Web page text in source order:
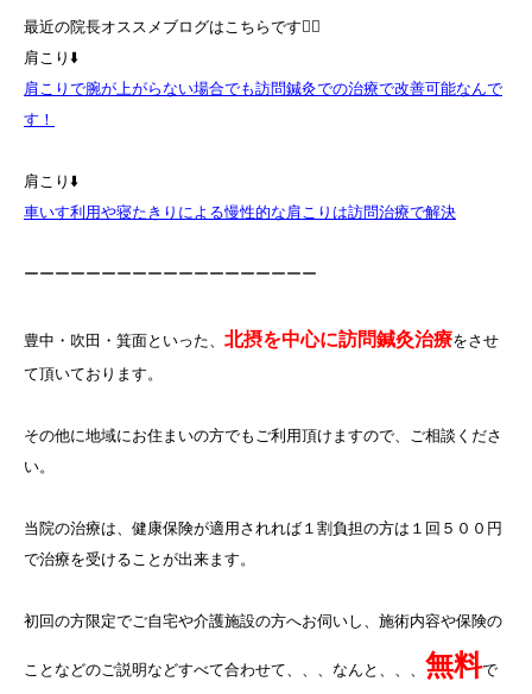
最近の院長オススメブログはこちらです💁‍♀️
肩こり⬇️
肩こりで腕が上がらない場合でも訪問鍼灸での治療で改善可能なんで
す！
肩こり⬇️
車いす利用や寝たきりによる慢性的な肩こりは訪問治療で解決
ーーーーーーーーーーーーーーーーーーー
豊中・吹田・箕面といった、 北摂を中心に訪問鍼灸治療をさせ
て頂いております。
その他に地域にお住まいの方でもご利用頂けますので、ご相談くださ
い。
当院の治療は、健康保険が適用されれば１割負担の方は１回５００円
で治療を受けることが出来ます。
初回の方限定でご自宅や介護施設の方へお伺いし、施術内容や保険の
ことなどのご説明などすべて合わせて、、、なんと、、、 無料で